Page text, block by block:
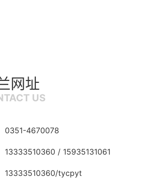
网址
US
0351-4670078
13333510360 / 15935131061
13333510360/tycpyt